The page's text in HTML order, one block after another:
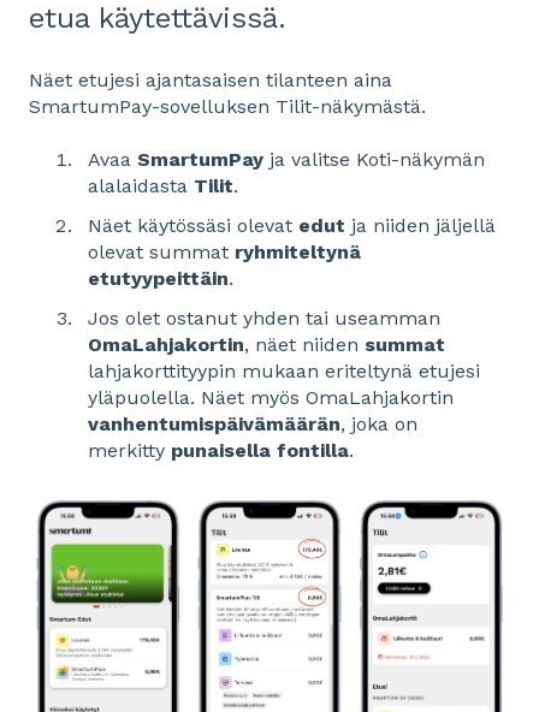
etua käytettävissä.
Näet etujesi ajantasaisen tilanteen aina
SmartumPay-sovelluksen Tilit-näkymästä.
Avaa SmartumPay ja valitse Koti-näkymän
alalaidasta Tilit.
Näet käytössäsi olevat edut ja niiden jäljellä
olevat summat ryhmiteltynä
etutyypeittäin.
Jos olet ostanut yhden tai useamman
OmaLahjakortin, näet niiden summat
lahjakorttityypin mukaan eriteltynä etujesi
yläpuolella. Näet myös OmaLahjakortin
vanhentumispäivämäärän, joka on
merkitty punaisella fontilla.